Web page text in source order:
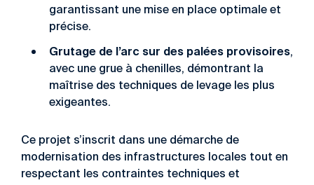
garantissant une mise en place optimale et
précise.
Grutage de l’arc sur des palées provisoires,
avec une grue à chenilles, démontrant la
maîtrise des techniques de levage les plus
exigeantes.
Ce projet s’inscrit dans une démarche de
modernisation des infrastructures locales tout en
respectant les contraintes techniques et